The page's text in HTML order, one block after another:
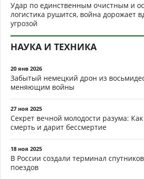
Удар по единственным очистным и
логистика рушится, война дорожает
угрозой
НАУКА И ТЕХНИКА
20 янв 2026
Забытый немецкий дрон из
меняющим войны
27 ноя 2025
Секрет вечной молодости разума:
смерть и дарит бессмертие
18 ноя 2025
В России создали терминал
поездов